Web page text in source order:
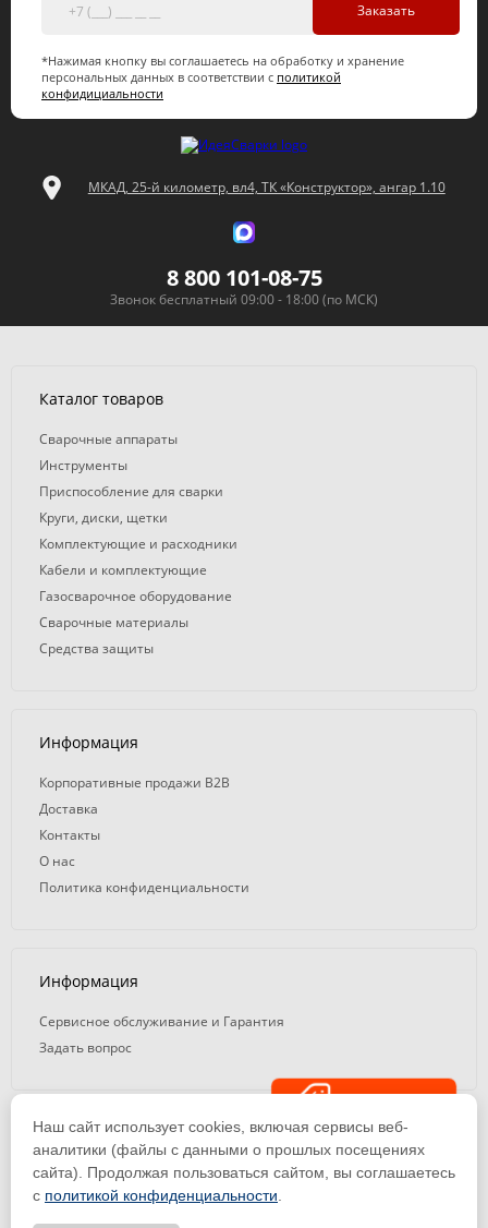
Заказать
*Нажимая кнопку вы соглашаетесь на обработку и хранение
персональных данных в соответствии с политикой
конфидициальности
МКАД, 25-й километр, вл4, ТК «Конструктор», ангар 1.10
8 800 101-08-75
Звонок бесплатный 09:00 - 18:00 (по МСК)
Каталог товаров
Сварочные аппараты
Инструменты
Приспособление для сварки
Круги, диски, щетки
Комплектующие и расходники
Кабели и комплектующие
Газосварочное оборудование
Сварочные материалы
Средства защиты
Информация
Корпоративные продажи B2B
Доставка
Контакты
О нас
Политика конфиденциальности
Информация
Сервисное обслуживание и Гарантия
Задать вопрос
© 2008 — 2026. ООО «ТК Вэлд Плюс»
Email: ideasvarki@wp116.ru
Тел.: 8 800 101-08-75 (с 10:00 до 19:00)
ООО «Торговая Компания Вэлд Плюс» | ИНН 1650288518 | ОГРН
Наш сайт использует cookies, включая сервисы веб-
аналитики (файлы с данными о прошлых посещениях
сайта). Продолжая пользоваться сайтом, вы соглашаетесь
с политикой конфиденциальности